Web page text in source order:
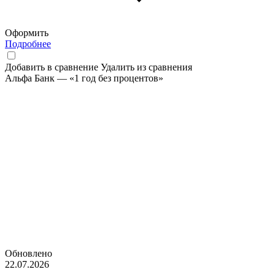
Оформить
Подробнее
Добавить в сравнение Удалить из сравнения
Альфа Банк — «1 год без процентов»
Обновлено
22.07.2026